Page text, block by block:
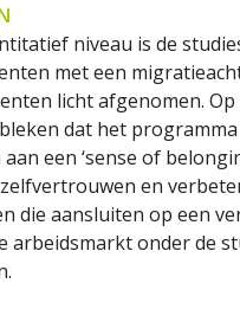
niveau is de
met een
licht afgenomen.
dat het
een ‘sense of
en
die aansluiten op een
arbeidsmarkt onder de